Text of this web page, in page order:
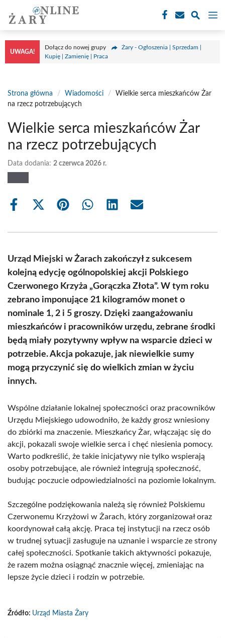
treści
UWAGA!
Dołącz do nowej grupy
Żary - Ogłoszenia | Sprzedam |
Kupię | Zamienię | Praca
Strona główna / Wiadomości /
Wielkie serca mieszkańców Żar
na rzecz potrzebujących
Wielkie serca mieszkańców Żar
na rzecz potrzebujących
Data dodania: 2 czerwca 2026 r.
Share
Share
(Twitter)
Share Share Share Share
Urząd Miejski w Żarach zakończył z sukcesem
kolejną edycję ogólnopolskiej akcji Polskiego
Czerwonego Krzyża „Gorączka Złota”. W tym roku
zebrano imponujące 21 kilogramów monet o
nominale 1, 2 i 5 groszy. Dzięki zaangażowaniu
mieszkańców i pracowników urzędu, zebrane środki
będą miały pozytywny wpływ na wsparcie dzieci w
potrzebie. Akcja pokazuje, jak niewielkie sumy
mogą przyczynić się do wielkich zmian w życiu
innych.
Wspólne działanie lokalnej społeczności oraz pracowników
Urzędu Miejskiego udowodniło, że każdy grosz wniesiony
do zbiórki ma znaczenie. Mieszkańcy Żar, włączając się do
akcji, pokazali swoje wielkie serca i chęć niesienia pomocy.
Warto podkreślić, że takie inicjatywy nie tylko wspierają
osoby potrzebujące, ale również integrują społeczność,
budując poczucie odpowiedzialności na poziomie lokalnym.
Szczególne podziękowania należą się również Polskiemu
Czerwonemu Krzyżowi w Żarach, który zorganizował oraz
koordynował całą akcję. Praca tej instytucji na rzecz osób
w trudnej sytuacji zasługuje na uznanie i wsparcie ze strony
całej społeczności. Spotkanie takich aktywności pokazuje,
że razem można osiągnąć znacznie więcej, zmieniając na
lepsze życie dzieci i rodzin w potrzebie.
Źródło: Urząd Miasta Żary